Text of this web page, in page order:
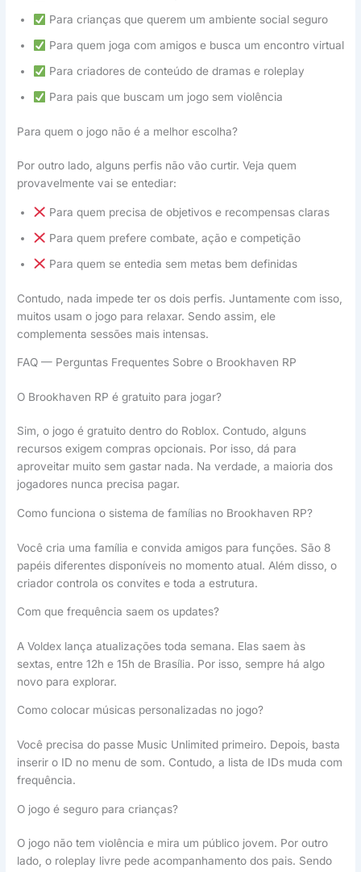
Para crianças que querem um ambiente social seguro
Para quem joga com amigos e busca um encontro virtual
Para criadores de conteúdo de dramas e roleplay
Para pais que buscam um jogo sem violência
Para quem o jogo não é a melhor escolha?
Por outro lado, alguns perfis não vão curtir. Veja quem
provavelmente vai se entediar:
Para quem precisa de objetivos e recompensas claras
Para quem prefere combate, ação e competição
Para quem se entedia sem metas bem definidas
Contudo, nada impede ter os dois perfis. Juntamente com isso,
muitos usam o jogo para relaxar. Sendo assim, ele
complementa sessões mais intensas.
FAQ — Perguntas Frequentes Sobre o Brookhaven RP
O Brookhaven RP é gratuito para jogar?
Sim, o jogo é gratuito dentro do Roblox. Contudo, alguns
recursos exigem compras opcionais. Por isso, dá para
aproveitar muito sem gastar nada. Na verdade, a maioria dos
jogadores nunca precisa pagar.
Como funciona o sistema de famílias no Brookhaven RP?
Você cria uma família e convida amigos para funções. São 8
papéis diferentes disponíveis no momento atual. Além disso, o
criador controla os convites e toda a estrutura.
Com que frequência saem os updates?
A Voldex lança atualizações toda semana. Elas saem às
sextas, entre 12h e 15h de Brasília. Por isso, sempre há algo
novo para explorar.
Como colocar músicas personalizadas no jogo?
Você precisa do passe Music Unlimited primeiro. Depois, basta
inserir o ID no menu de som. Contudo, a lista de IDs muda com
frequência.
O jogo é seguro para crianças?
O jogo não tem violência e mira um público jovem. Por outro
lado, o roleplay livre pede acompanhamento dos pais. Sendo